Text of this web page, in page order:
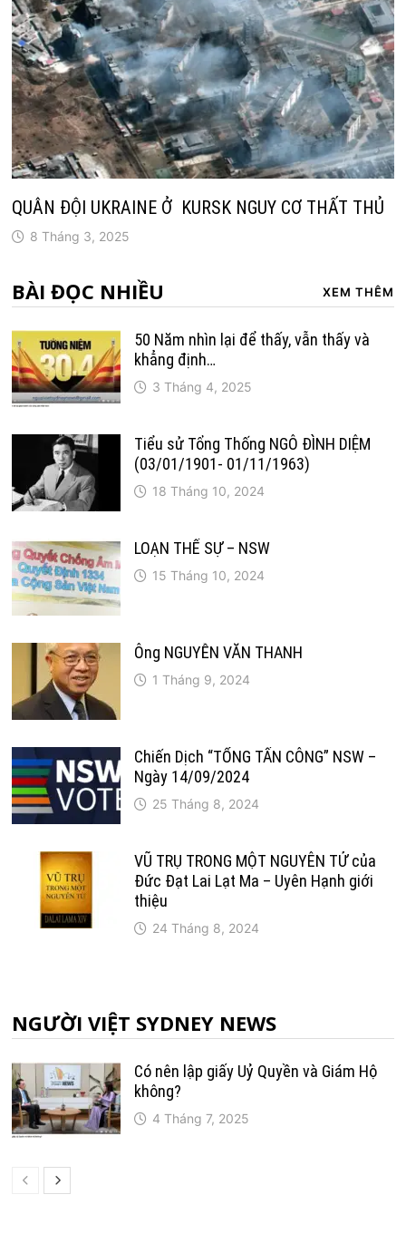
QUÂN ĐỘI UKRAINE Ở KURSK NGUY CƠ THẤT THỦ
8 Tháng 3, 2025
BÀI ĐỌC NHIỀU XEM THÊM
50 Năm nhìn lại để thấy, vẫn thấy và
khẳng định…
3 Tháng 4, 2025
Tiểu sử Tổng Thống NGÔ ĐÌNH DIỆM
(03/01/1901- 01/11/1963)
18 Tháng 10, 2024
LOẠN THẾ SỰ – NSW
15 Tháng 10, 2024
Ông NGUYỄN VĂN THANH
1 Tháng 9, 2024
Chiến Dịch “TỔNG TẤN CÔNG” NSW –
Ngày 14/09/2024
25 Tháng 8, 2024
VŨ TRỤ TRONG MỘT NGUYÊN TỬ của
Đức Đạt Lai Lạt Ma – Uyên Hạnh giới
thiệu
24 Tháng 8, 2024
NGƯỜI VIỆT SYDNEY NEWS
Có nên lập giấy Uỷ Quyền và Giám Hộ
không?
4 Tháng 7, 2025